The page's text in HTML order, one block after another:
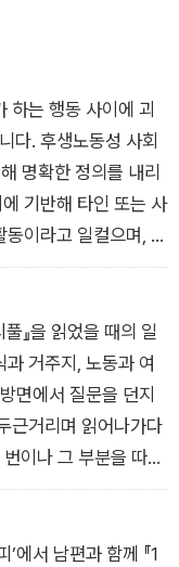
는 듯한 기분을 맛
하는 행동 사이에 괴
다. 후생노동성 사회
명확한 정의를 내리
기반해 타인 또는 사
이라고 일컬으며, 활
성)‘, ‘무보상성(무급
명을 읽어보면 ‘타인
구분될까라는 의문
집과 그 부지 안쪽
공사의 경계가 명확
믹 시기에 학교가 휴
지 모를 비난의 시선
까지 들립니다˝라는
이 있습니다. 팬데믹
황을 거치며 공사 구
』을 읽었을 때의 일
과 거주지, 노동과 여
면에서 질문을 던지
근거리며 읽어나가다
이나 그 부분을 따라
절은 프랑스 라르자
스를 대표하는 유명
로 건설 중인 맥도널
에서 남편과 함께 『1